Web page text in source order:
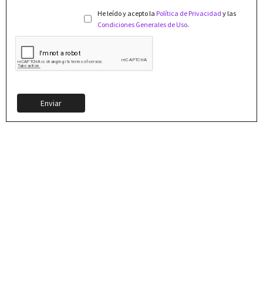
He leído y acepto la Política de Privacidad y las
Condiciones Generales de Uso.
Enviar